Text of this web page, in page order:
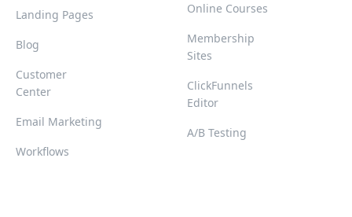
Landing Pages
Blog
Customer
Center
Email Marketing
Workflows
Online Courses
Membership
Sites
ClickFunnels
Editor
A/B Testing